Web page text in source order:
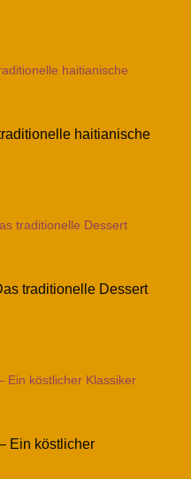
haitianische
traditionelle Dessert
Ein köstlicher